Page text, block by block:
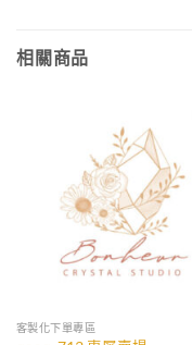
相關商品
客製化下單專區